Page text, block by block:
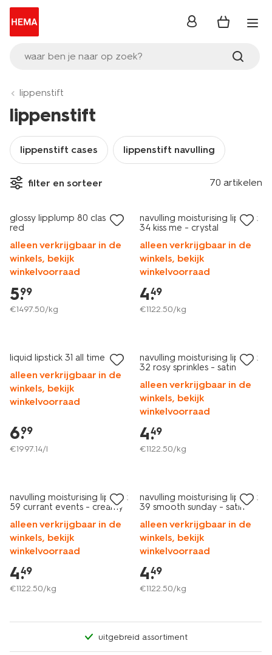
waar ben je naar op zoek?
inloggen
lippenstift
lippenstift
lippenstift cases lippenstift navulling
filter en sorteer 70 artikelen
glossy lipplump 80 classic
red
alleen verkrijgbaar in de
winkels, bekijk
winkelvoorraad
5.
99
€1497.50/kg
navulling moisturising lipstick
34 kiss me - crystal
alleen verkrijgbaar in de
winkels, bekijk
winkelvoorraad
4.
49
€1122.50/kg
liquid lipstick 31 all time red
alleen verkrijgbaar in de
winkels, bekijk
winkelvoorraad
6.
99
€1997.14/l
navulling moisturising lipstick
32 rosy sprinkles - satin
alleen verkrijgbaar in de
winkels, bekijk
winkelvoorraad
4.
49
€1122.50/kg
navulling moisturising lipstick
59 currant events - creamy
alleen verkrijgbaar in de
winkels, bekijk
winkelvoorraad
4.
49
€1122.50/kg
navulling moisturising lipstick
39 smooth sunday - satin
alleen verkrijgbaar in de
winkels, bekijk
winkelvoorraad
4.
49
€1122.50/kg
uitgebreid assortiment